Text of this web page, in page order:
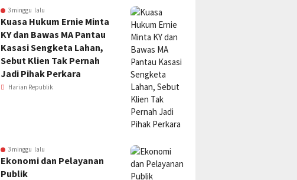
3 minggu lalu
Kuasa Hukum Ernie Minta
KY dan Bawas MA Pantau
Kasasi Sengketa Lahan,
Sebut Klien Tak Pernah
Jadi Pihak Perkara
Harian Republik
3 minggu lalu
Ekonomi dan Pelayanan
Publik